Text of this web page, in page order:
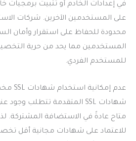
في إعدادات الخادم أو تثبيت برمجيات
على المستخدمين الآخرين. شركات
محدودة للحفاظ على استقرار وأمان
المستخدمين مما يحد من حرية
للمستخدم الفردي.
عدم إمكانية استخدام شهادات SSL مخصصة
متاح عادةً في الاستضافة المشتركة.
للاعتماد على شهادات مجانية أقل